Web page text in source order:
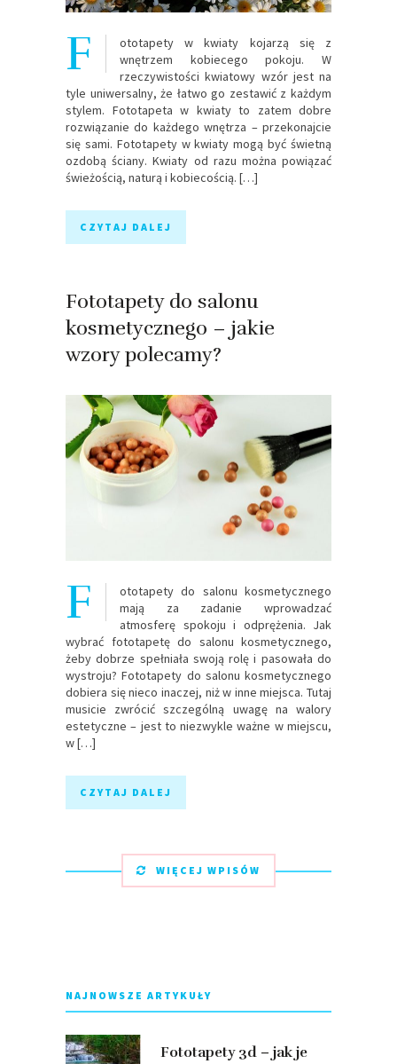
F
ototapety w kwiaty kojarzą się z
wnętrzem kobiecego pokoju. W
rzeczywistości kwiatowy wzór jest na
tyle uniwersalny, że łatwo go zestawić z każdym
stylem. Fototapeta w kwiaty to zatem dobre
rozwiązanie do każdego wnętrza – przekonajcie
się sami. Fototapety w kwiaty mogą być świetną
ozdobą ściany. Kwiaty od razu można powiązać
świeżością, naturą i kobiecością. […]
CZYTAJ DALEJ
Fototapety do salonu
kosmetycznego – jakie
wzory polecamy?
F
ototapety do salonu kosmetycznego
mają za zadanie wprowadzać
atmosferę spokoju i odprężenia. Jak
wybrać fototapetę do salonu kosmetycznego,
żeby dobrze spełniała swoją rolę i pasowała do
wystroju? Fototapety do salonu kosmetycznego
dobiera się nieco inaczej, niż w inne miejsca. Tutaj
musicie zwrócić szczególną uwagę na walory
estetyczne – jest to niezwykle ważne w miejscu,
w […]
CZYTAJ DALEJ
WIĘCEJ WPISÓW
NAJNOWSZE ARTYKUŁY
Fototapety 3d – jak je